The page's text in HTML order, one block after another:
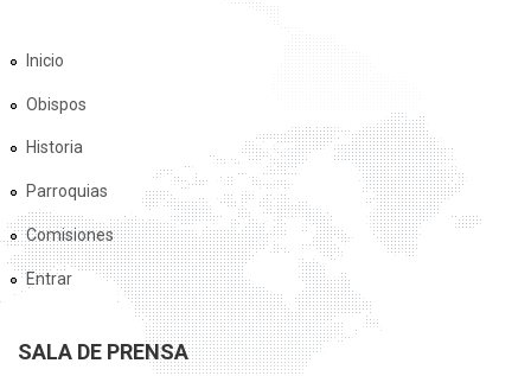
Inicio
Obispos
Historia
Parroquias
Comisiones
Entrar
SALA DE PRENSA